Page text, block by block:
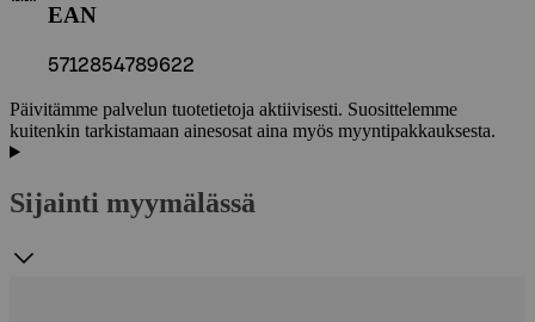
EAN
5712854789622
Päivitämme palvelun tuotetietoja aktiivisesti. Suosittelemme
kuitenkin tarkistamaan ainesosat aina myös myyntipakkauksesta.
Sijainti myymälässä